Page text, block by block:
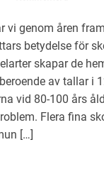
vi genom åren
betydelse för
skapar de
av tallar i
vid 80-100 års
Flera fina
[…]